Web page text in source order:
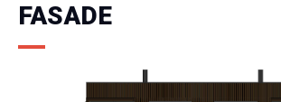
FASADE